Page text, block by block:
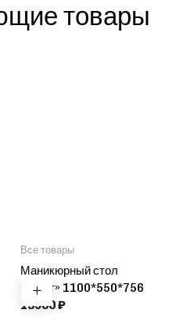
товары
Все товары
Маникюрный стол
«Лофт» 1100*550*756
13900₽